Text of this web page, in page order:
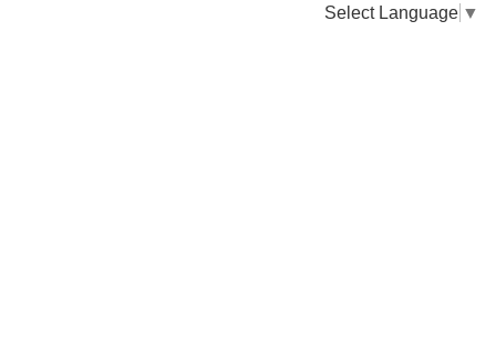
Select Language ▼